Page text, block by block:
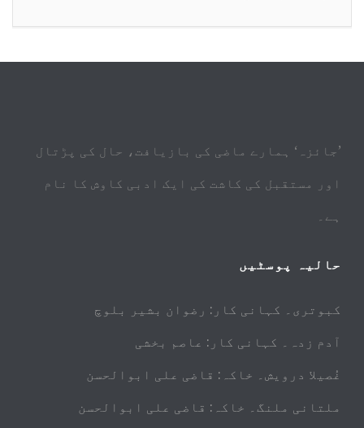
’جائزہ‘ ہمارے ماضی کی بازیافت، حال کی پڑتال
اور مستقبل کی کاشت کی ایک ادبی کاوش کا نام
ہے۔
حالیہ پوسٹیں
کبوتری۔ کہانی کار: رضوان بشیر بلوچ
آدم زدہ۔ کہانی کار: عاصم بخشی
غُصیلا درویش۔ خاکہ: قاضی علی ابوالحسن
ملتانی ملنگ۔ خاکہ: قاضی علی ابوالحسن